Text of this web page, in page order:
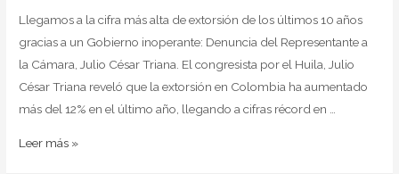
Llegamos a la cifra más alta de extorsión de los últimos 10 años
gracias a un Gobierno inoperante: Denuncia del Representante a
la Cámara, Julio César Triana. El congresista por el Huila, Julio
César Triana reveló que la extorsión en Colombia ha aumentado
más del 12% en el último año, llegando a cifras récord en …
Leer más »